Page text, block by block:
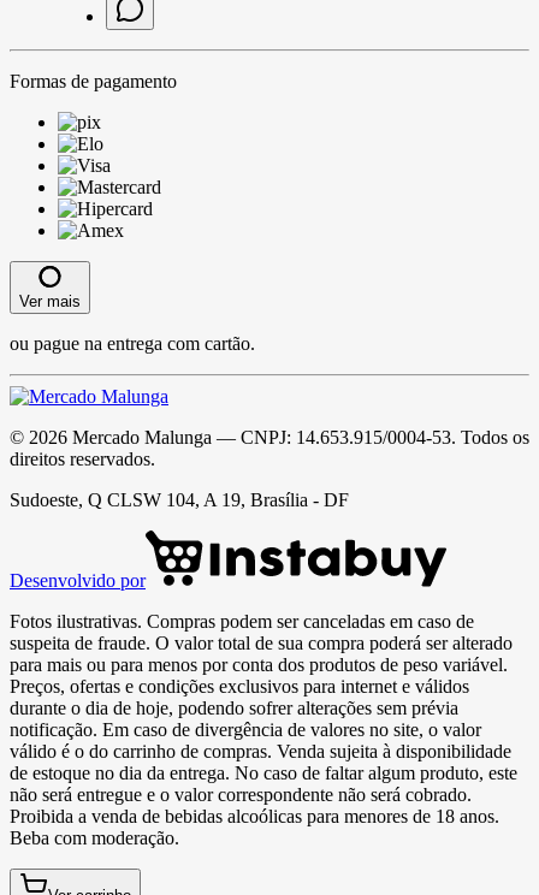
Formas de pagamento
Ver mais
ou pague na entrega com cartão.
© 2026 Mercado Malunga — CNPJ: 14.653.915/0004-53. Todos os
direitos reservados.
Sudoeste, Q CLSW 104, A 19, Brasília - DF
Desenvolvido por
Fotos ilustrativas. Compras podem ser canceladas em caso de
suspeita de fraude. O valor total de sua compra poderá ser alterado
para mais ou para menos por conta dos produtos de peso variável.
Preços, ofertas e condições exclusivos para internet e válidos
durante o dia de hoje, podendo sofrer alterações sem prévia
notificação. Em caso de divergência de valores no site, o valor
válido é o do carrinho de compras. Venda sujeita à disponibilidade
de estoque no dia da entrega. No caso de faltar algum produto, este
não será entregue e o valor correspondente não será cobrado.
Proibida a venda de bebidas alcoólicas para menores de 18 anos.
Beba com moderação.